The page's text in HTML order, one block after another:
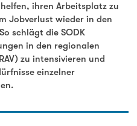
ihren Arbeitsplatz zu
Jobverlust wieder in den
schlägt die SODK
in den regionalen
zu intensivieren und
einzelner